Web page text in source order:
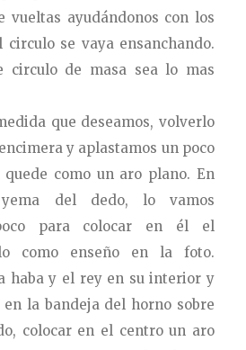
vueltas ayudándonos con los
circulo se vaya ensanchando.
circulo de masa sea lo mas
que deseamos, volverlo
y aplastamos un poco
como un aro plano. En
del dedo, lo vamos
para colocar en él el
como enseño en la foto.
haba y el rey en su interior y
la bandeja del horno sobre
colocar en el centro un aro